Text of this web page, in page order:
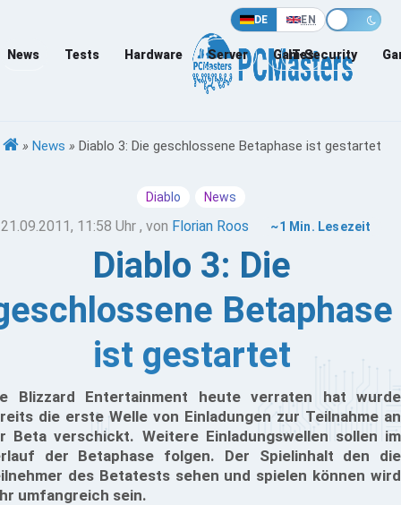
DE EN
News Tests Hardware Server Games
IT-Security
» News » Diablo 3: Die geschlossene Betaphase ist gestartet
Diablo News
21.09.2011, 11:58 Uhr , von Florian Roos ~1 Min. Lesezeit
Diablo 3: Die
Betaphase
ist gestartet
Blizzard Entertainment heute verraten hat wurde
die erste Welle von Einladungen zur Teilnahme an
Beta verschickt. Weitere Einladungswellen sollen im
der Betaphase folgen. Der Spielinhalt den die
des Betatests sehen und spielen können wird
umfangreich sein.